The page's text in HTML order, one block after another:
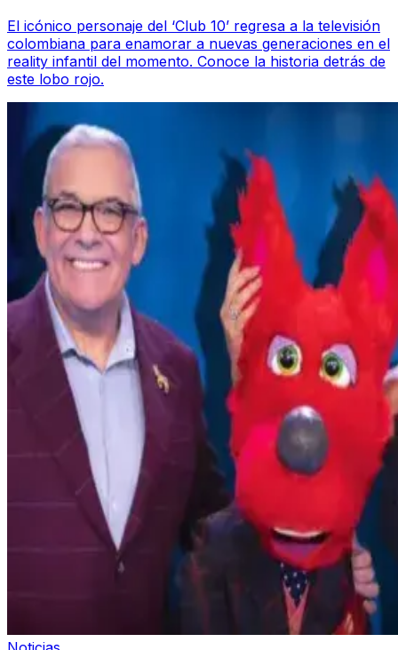
El icónico personaje del ‘Club 10’ regresa a la televisión
colombiana para enamorar a nuevas generaciones en el
reality infantil del momento. Conoce la historia detrás de
este lobo rojo.